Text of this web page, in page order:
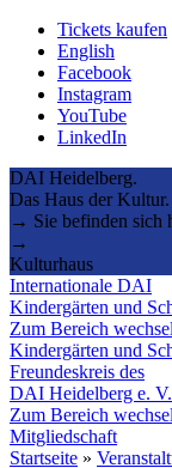
Tickets kaufen
English
Facebook
Instagram
YouTube
LinkedIn
DAI Heidelberg.
Das Haus der Kultur.
→ Sie befinden sich
→
Kulturhaus
Internationale DAI
Kindergärten und
Zum Bereich
Kindergärten und
Freundeskreis des
DAI Heidelberg e.
Zum Bereich
Mitgliedschaft
Startseite »